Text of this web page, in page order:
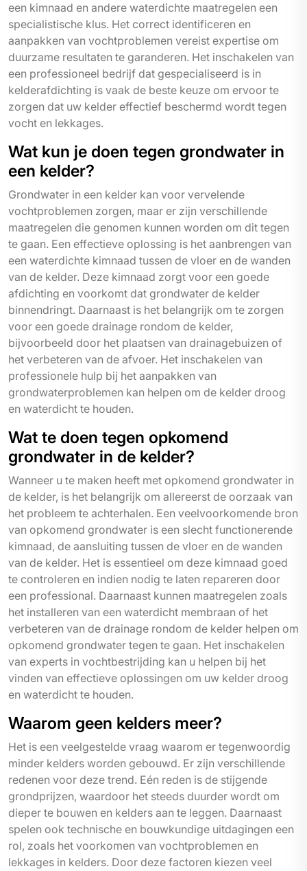
een kimnaad en andere waterdichte maatregelen een
specialistische klus. Het correct identificeren en
aanpakken van vochtproblemen vereist expertise om
duurzame resultaten te garanderen. Het inschakelen van
een professioneel bedrijf dat gespecialiseerd is in
kelderafdichting is vaak de beste keuze om ervoor te
zorgen dat uw kelder effectief beschermd wordt tegen
vocht en lekkages.
Wat kun je doen tegen grondwater in
een kelder?
Grondwater in een kelder kan voor vervelende
vochtproblemen zorgen, maar er zijn verschillende
maatregelen die genomen kunnen worden om dit tegen
te gaan. Een effectieve oplossing is het aanbrengen van
een waterdichte kimnaad tussen de vloer en de wanden
van de kelder. Deze kimnaad zorgt voor een goede
afdichting en voorkomt dat grondwater de kelder
binnendringt. Daarnaast is het belangrijk om te zorgen
voor een goede drainage rondom de kelder,
bijvoorbeeld door het plaatsen van drainagebuizen of
het verbeteren van de afvoer. Het inschakelen van
professionele hulp bij het aanpakken van
grondwaterproblemen kan helpen om de kelder droog
en waterdicht te houden.
Wat te doen tegen opkomend
grondwater in de kelder?
Wanneer u te maken heeft met opkomend grondwater in
de kelder, is het belangrijk om allereerst de oorzaak van
het probleem te achterhalen. Een veelvoorkomende bron
van opkomend grondwater is een slecht functionerende
kimnaad, de aansluiting tussen de vloer en de wanden
van de kelder. Het is essentieel om deze kimnaad goed
te controleren en indien nodig te laten repareren door
een professional. Daarnaast kunnen maatregelen zoals
het installeren van een waterdicht membraan of het
verbeteren van de drainage rondom de kelder helpen om
opkomend grondwater tegen te gaan. Het inschakelen
van experts in vochtbestrijding kan u helpen bij het
vinden van effectieve oplossingen om uw kelder droog
en waterdicht te houden.
Waarom geen kelders meer?
Het is een veelgestelde vraag waarom er tegenwoordig
minder kelders worden gebouwd. Er zijn verschillende
redenen voor deze trend. Eén reden is de stijgende
grondprijzen, waardoor het steeds duurder wordt om
dieper te bouwen en kelders aan te leggen. Daarnaast
spelen ook technische en bouwkundige uitdagingen een
rol, zoals het voorkomen van vochtproblemen en
lekkages in kelders. Door deze factoren kiezen veel